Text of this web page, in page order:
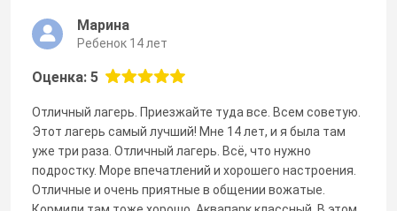
Марина
Ребенок 14 лет
Оценка: 5
Отличный лагерь. Приезжайте туда все. Всем советую.
Этот лагерь самый лучший! Мне 14 лет, и я была там
уже три раза. Отличный лагерь. Всё, что нужно
подростку. Море впечатлений и хорошего настроения.
Отличные и очень приятные в общении вожатые.